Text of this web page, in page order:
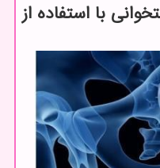
با استفاده از